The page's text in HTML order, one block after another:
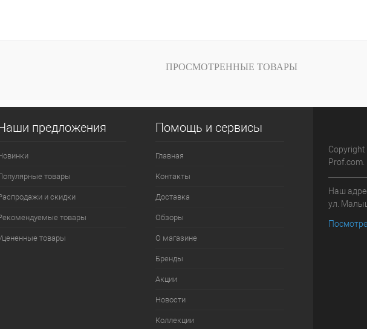
наличии
ПРОСМОТРЕННЫЕ ТОВАРЫ
предложения
товары
и скидки
товары
товары
Помощь и сервисы
Главная
Контакты
Доставка
Обзоры
О магазине
Бренды
Акции
Новости
Коллекции
Наш
ул.